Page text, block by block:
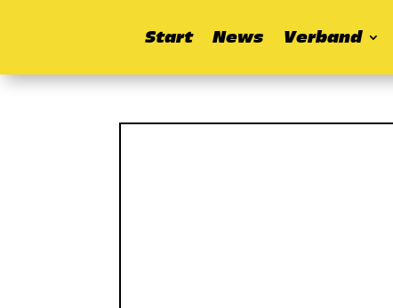
Start News Verband